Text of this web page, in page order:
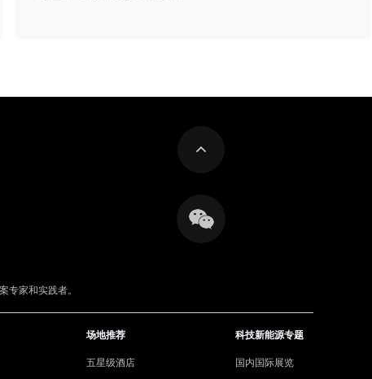
专家和实践者。
场地推荐
五星级酒店
科技新能源专题
国内国际展览